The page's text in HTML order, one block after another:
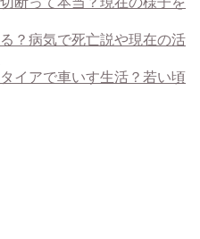
？病気で死亡説や現在の活
イアで車いす生活？若い頃